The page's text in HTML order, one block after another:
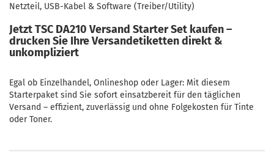
Netzteil, USB-Kabel & Software (Treiber/Utility)
Jetzt TSC DA210 Versand Starter Set kaufen –
drucken Sie Ihre Versandetiketten direkt &
unkompliziert
Egal ob Einzelhandel, Onlineshop oder Lager: Mit diesem
Starterpaket sind Sie sofort einsatzbereit für den täglichen
Versand – effizient, zuverlässig und ohne Folgekosten für Tinte
oder Toner.